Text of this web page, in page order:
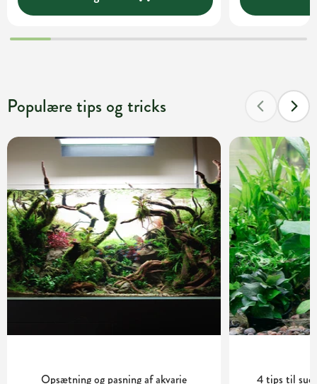
Populære tips og tricks
Opsætning og pasning af akvarie 4 tips til